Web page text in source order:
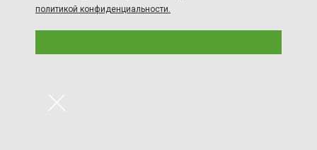
политикой конфиденциальности.
×